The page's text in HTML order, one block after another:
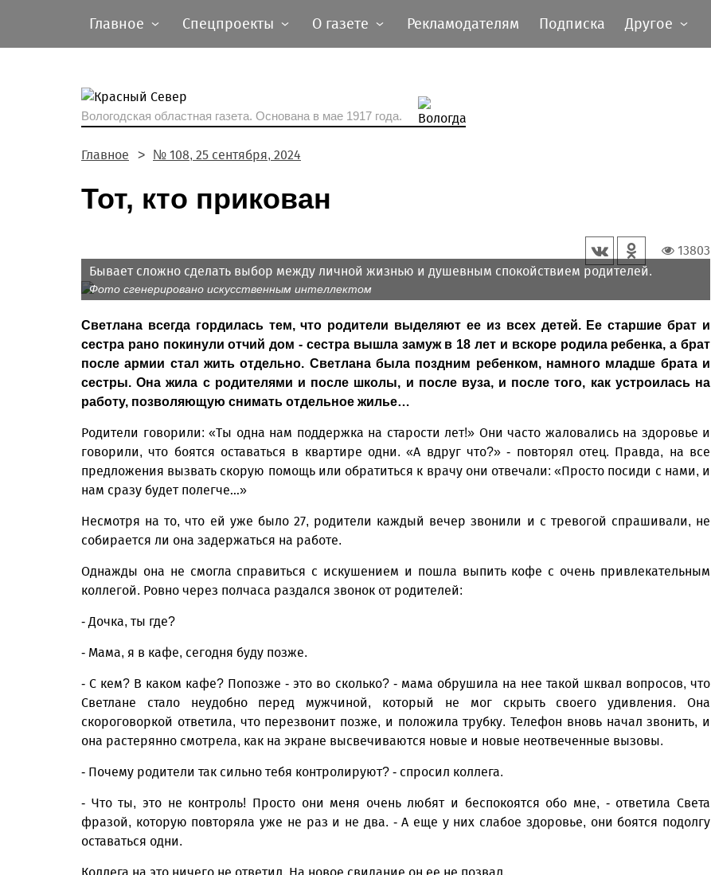
Главное Спецпроекты О газете Рекламодателям Подписка Другое
Вологодская областная газета. Основана в мае 1917 года.
Главное № 108, 25 сентября, 2024
Тот, кто прикован
13803
Бывает сложно сделать выбор между личной жизнью и душевным спокойствием родителей.
Фото сгенерировано искусственным интеллектом
Светлана всегда гордилась тем, что родители выделяют ее из всех детей. Ее старшие брат и
сестра рано покинули отчий дом - сестра вышла замуж в 18 лет и вскоре родила ребенка, а брат
после армии стал жить отдельно. Светлана была поздним ребенком, намного младше брата и
сестры. Она жила с родителями и после школы, и после вуза, и после того, как устроилась на
работу, позволяющую снимать отдельное жилье…
Родители говорили: «Ты одна нам поддержка на старости лет!» Они часто жаловались на здоровье и
говорили, что боятся оставаться в квартире одни. «А вдруг что?» - повторял отец. Правда, на все
предложения вызвать скорую помощь или обратиться к врачу они отвечали: «Просто посиди с нами, и
нам сразу будет полегче…»
Несмотря на то, что ей уже было 27, родители каждый вечер звонили и с тревогой спрашивали, не
собирается ли она задержаться на работе.
Однажды она не смогла справиться с искушением и пошла выпить кофе с очень привлекательным
коллегой. Ровно через полчаса раздался звонок от родителей:
- Дочка, ты где?
- Мама, я в кафе, сегодня буду позже.
- С кем? В каком кафе? Попозже - это во сколько? - мама обрушила на нее такой шквал вопросов, что
Светлане стало неудобно перед мужчиной, который не мог скрыть своего удивления. Она
скороговоркой ответила, что перезвонит позже, и положила трубку. Телефон вновь начал звонить, и
она растерянно смотрела, как на экране высвечиваются новые и новые неотвеченные вызовы.
- Почему родители так сильно тебя контролируют? - спросил коллега.
- Что ты, это не контроль! Просто они меня очень любят и беспокоятся обо мне, - ответила Света
фразой, которую повторяла уже не раз и не два. - А еще у них слабое здоровье, они боятся подолгу
оставаться одни.